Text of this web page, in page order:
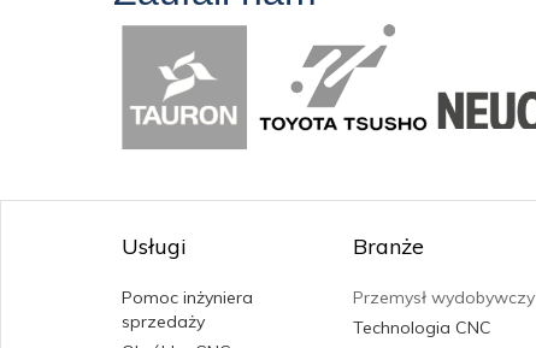
Usługi
Pomoc inżyniera
sprzedaży
Branże
Przemysł wydobywczy
Technologia CNC